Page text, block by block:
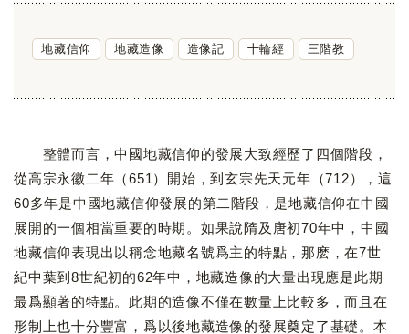
地藏信仰 地藏造像 造像記 十輪經 三階教
整體而言，中國地藏信仰的發展大致經歷了四個階段，
從高宗永徽二年（651）開始，到玄宗先天元年（712），這
60多年是中國地藏信仰發展的第二階段，是地藏信仰在中國
展開的一個相當重要的時期。如果說隋及唐初70年中，中國
地藏信仰表現出以稱念地藏名號爲主的特點，那麽，在7世
紀中葉到8世紀初的62年中，地藏造像的大量出現應是此期
最爲顯著的特點。此期的造像不僅在數量上比較多，而且在
形制上也十分豐富，爲以後地藏造像的發展奠定了基礎。本